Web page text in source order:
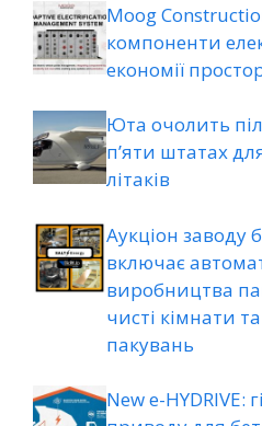
Moog
компоненти
економії
Юта очолить
п’яти штатах
літаків
Аукціон заводу
включає
виробництва
чисті кімнати
пакувань
New e-HYDRIVE: